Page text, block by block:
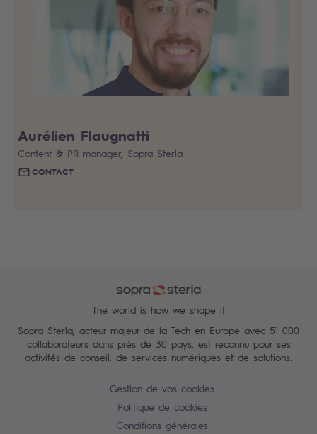
Aurélien Flaugnatti
Content & PR manager, Sopra Steria
CONTACT
The world is how we shape it
Sopra Steria, acteur majeur de la Tech en Europe avec 51 000
collaborateurs dans près de 30 pays, est reconnu pour ses
activités de conseil, de services numériques et de solutions.
Gestion de vos cookies
Politique de cookies
Conditions générales